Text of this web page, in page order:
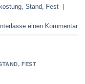
Stand, Fest
einen Kommentar
FEST